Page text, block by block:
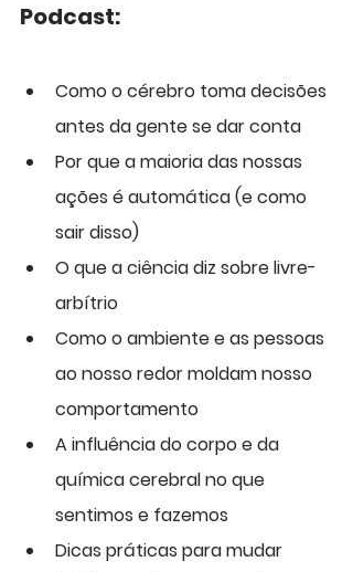
Podcast:
Como o cérebro toma decisões
antes da gente se dar conta
Por que a maioria das nossas
ações é automática (e como
sair disso)
O que a ciência diz sobre livre-
arbítrio
Como o ambiente e as pessoas
ao nosso redor moldam nosso
comportamento
A influência do corpo e da
química cerebral no que
sentimos e fazemos
Dicas práticas para mudar